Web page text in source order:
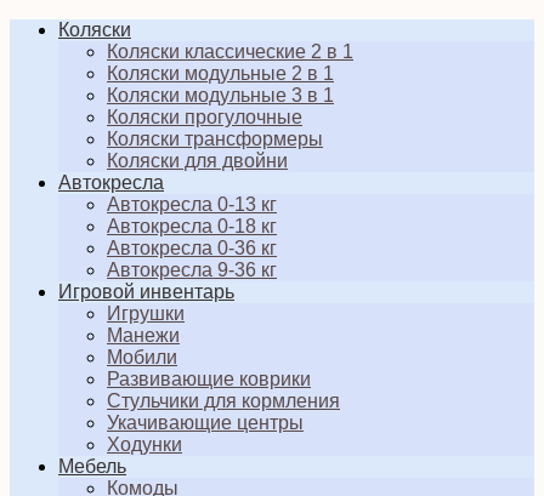
Коляски
Коляски классические 2 в 1
Коляски модульные 2 в 1
Коляски модульные 3 в 1
Коляски прогулочные
Коляски трансформеры
Коляски для двойни
Автокресла
Автокресла 0-13 кг
Автокресла 0-18 кг
Автокресла 0-36 кг
Автокресла 9-36 кг
Игровой инвентарь
Игрушки
Манежи
Мобили
Развивающие коврики
Стульчики для кормления
Укачивающие центры
Ходунки
Мебель
Комоды